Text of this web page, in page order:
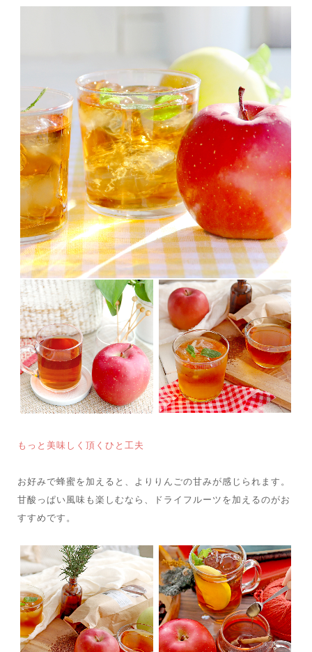
もっと美味しく頂くひと工夫
お好みで蜂蜜を加えると、よりりんごの甘みが感じられます。
甘酸っぱい風味も楽しむなら、ドライフルーツを加えるのがお
すすめです。